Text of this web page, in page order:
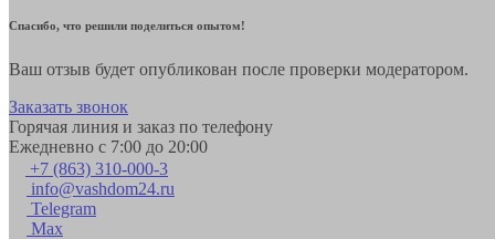
Спасибо, что решили поделиться опытом!
Ваш отзыв будет опубликован после проверки модератором.
Заказать звонок
Горячая линия и заказ по телефону
Ежедневно с 7:00 до 20:00
+7 (863) 310-000-3
info@vashdom24.ru
Telegram
Max